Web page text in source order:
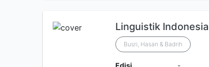
Linguistik Indonesia
Busri, Hasan & Badrih
Edisi
-